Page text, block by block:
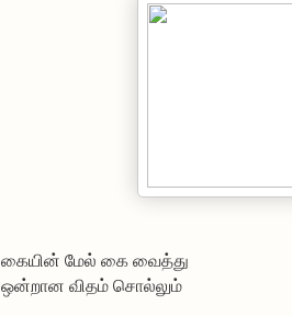
கையின் மேல் கை வைத்து
ஒன்றான விதம் சொல்லும்